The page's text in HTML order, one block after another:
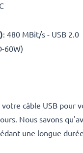
: 480 MBit/s - USB 2.0
60W)
câble USB pour
Nous savons
une longue